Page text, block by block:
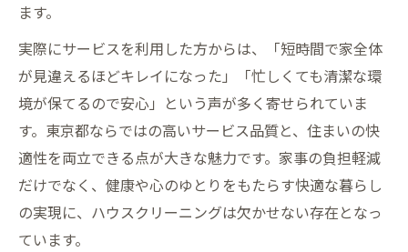
ます。
実際にサービスを利用した方からは、「短時間で家全体
が見違えるほどキレイになった」「忙しくても清潔な環
境が保てるので安心」という声が多く寄せられていま
す。東京都ならではの高いサービス品質と、住まいの快
適性を両立できる点が大きな魅力です。家事の負担軽減
だけでなく、健康や心のゆとりをもたらす快適な暮らし
の実現に、ハウスクリーニングは欠かせない存在となっ
ています。